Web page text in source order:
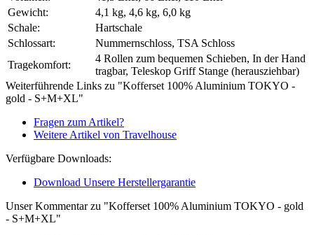
Gewicht:
4,1 kg, 4,6 kg, 6,0 kg
Schale:
Hartschale
Schlossart:
Nummernschloss, TSA Schloss
Tragekomfort:
4 Rollen zum bequemen Schieben, In der Hand
tragbar, Teleskop Griff Stange (herausziehbar)
Weiterführende Links zu "Kofferset 100% Aluminium TOKYO -
gold - S+M+XL"
Fragen zum Artikel?
Weitere Artikel von Travelhouse
Verfügbare Downloads:
Download Unsere Herstellergarantie
Unser Kommentar zu "Kofferset 100% Aluminium TOKYO - gold
- S+M+XL"